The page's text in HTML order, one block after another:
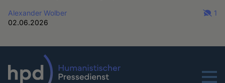
Alexander Wolber
02.06.2026
1
Menu